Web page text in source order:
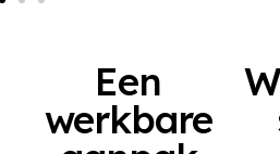
Een
werkbare